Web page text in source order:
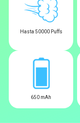
Hasta 50000 Puffs
650 mAh